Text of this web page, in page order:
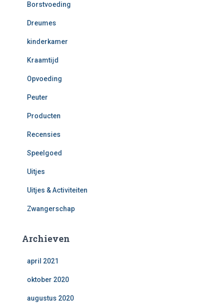
Borstvoeding
Dreumes
kinderkamer
Kraamtijd
Opvoeding
Peuter
Producten
Recensies
Speelgoed
Uitjes
Uitjes & Activiteiten
Zwangerschap
Archieven
april 2021
oktober 2020
augustus 2020